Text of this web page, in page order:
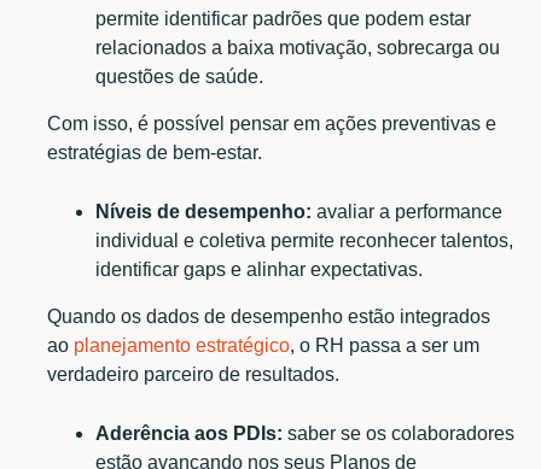
permite identificar padrões que podem estar
relacionados a baixa motivação, sobrecarga ou
questões de saúde.
Com isso, é possível pensar em ações preventivas e
estratégias de bem-estar.
Níveis de desempenho: avaliar a performance
individual e coletiva permite reconhecer talentos,
identificar gaps e alinhar expectativas.
Quando os dados de desempenho estão integrados
ao planejamento estratégico, o RH passa a ser um
verdadeiro parceiro de resultados.
Aderência aos PDIs: saber se os colaboradores
estão avançando nos seus Planos de